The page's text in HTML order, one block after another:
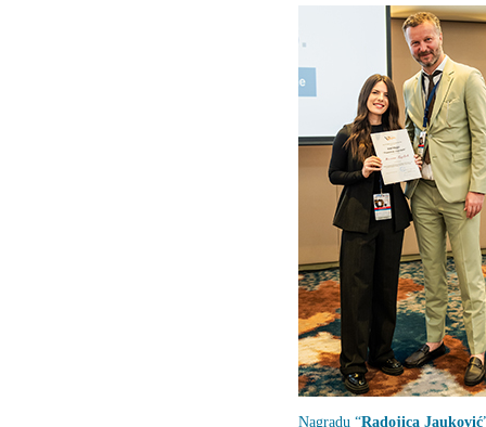
Nagradu “Radojica Jauković